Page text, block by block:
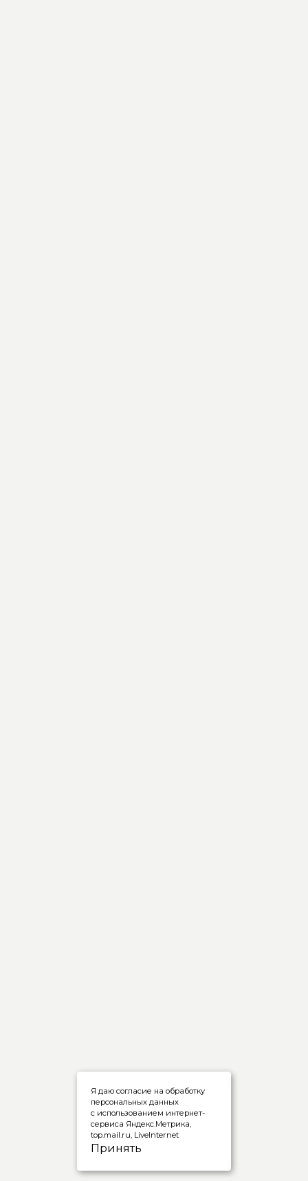
Я даю согласие на обработку
персональных данных
с использованием интернет-
сервиса Яндекс.Метрика,
top.mail.ru, LiveInternet
Принять